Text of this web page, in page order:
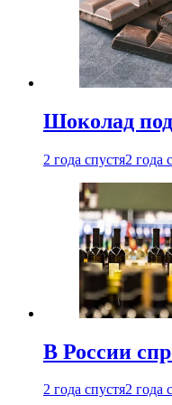
Шоколад
2 года спустя2 года
В России
2 года спустя2 года